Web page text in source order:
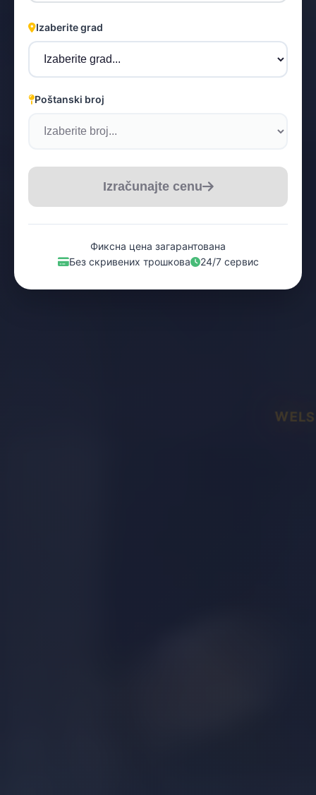
WELS
Izaberite grad
Poštanski broj
Izračunajte cenu
Фиксна цена загарантована
Без скривених трошкова
24/7 сервис